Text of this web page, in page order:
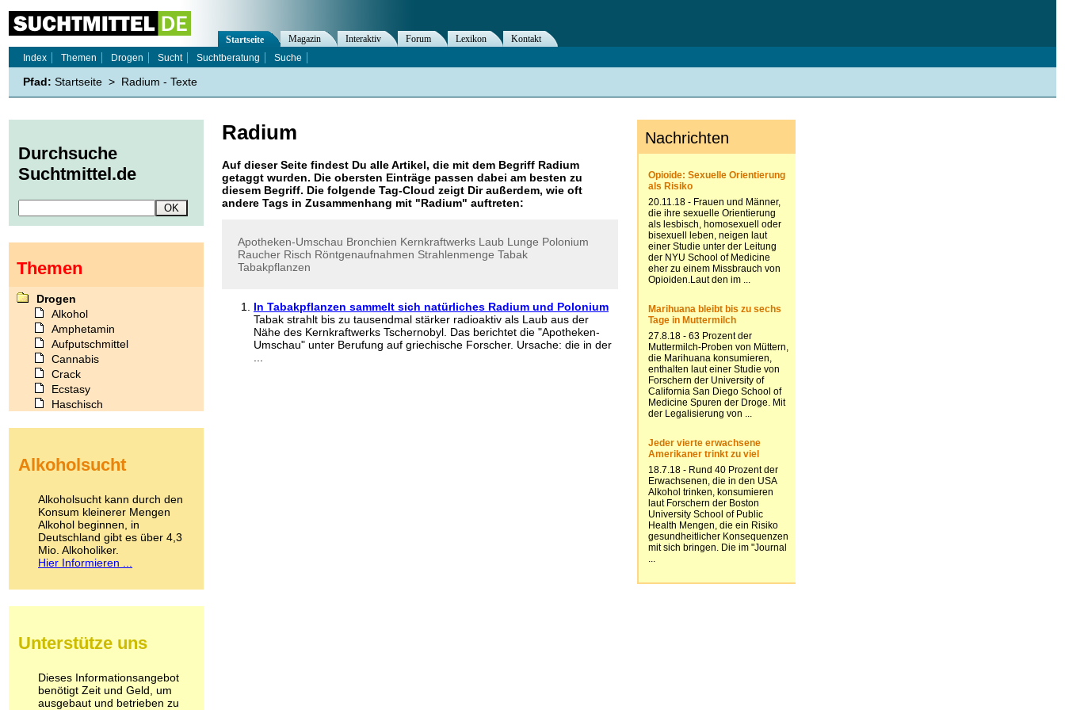
Radium
Auf dieser Seite findest Du alle Artikel, die mit dem Begriff Radium
getaggt wurden. Die obersten Einträge passen dabei am besten zu
diesem Begriff. Die folgende Tag-Cloud zeigt Dir außerdem, wie oft
andere Tags in Zusammenhang mit "Radium" auftreten:
Apotheken-Umschau Bronchien Kernkraftwerks Laub Lunge Polonium
Raucher Risch Röntgenaufnahmen Strahlenmenge Tabak
Tabakpflanzen
In Tabakpflanzen sammelt sich natürliches Radium und Polonium
Tabak strahlt bis zu tausendmal stärker radioaktiv als Laub aus der
Nähe des Kernkraftwerks Tschernobyl. Das berichtet die "Apotheken-
Umschau" unter Berufung auf griechische Forscher. Ursache: die in der
Startseite Magazin Interaktiv Forum Lexikon
Kontakt
Index
Themen Drogen Sucht Suchtberatung Suche
Pfad: Startseite > Radium - Texte
Durchsuche
Suchtmittel.de
Themen
Drogen
Alkohol
Amphetamin
Aufputschmittel
Cannabis
Crack
Ecstasy
Haschisch
Kokain
LSD
Marihuana
Medikamente
Meskalin
Metamphetamin
Methadon
Pilze
Psychopharmaka
Schlafmittel
Schmerzmittel
Alkoholsucht
Alkoholsucht kann durch den
Konsum kleinerer Mengen
Alkohol beginnen, in
Deutschland gibt es über 4,3
Mio. Alkoholiker.
Hier Informieren ...
Unterstütze uns
Dieses Informationsangebot
benötigt Zeit und Geld, um
ausgebaut und betrieben zu